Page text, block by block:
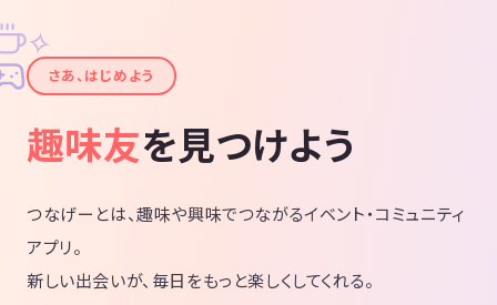
✦
✧
さあ、はじめよう
趣味友を見つけよう
つなげーとは、趣味や興味でつながるイベント・コミュニティ
アプリ。
新しい出会いが、毎日をもっと楽しくしてくれる。